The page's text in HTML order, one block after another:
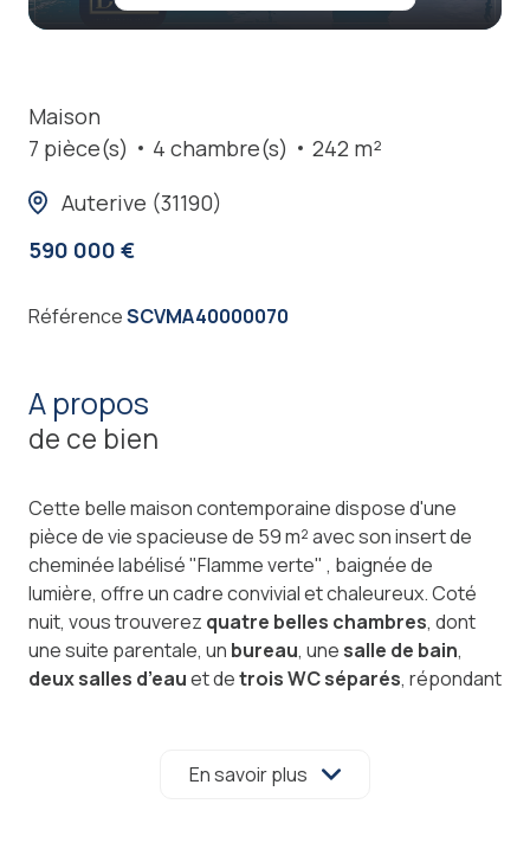
Maison
7 pièce(s)
4 chambre(s)
242 m²
Auterive (31190)
590 000 €
RéférenceSCVMA40000070
a propos
de ce bien
Cette belle maison contemporaine dispose d'une
pièce de vie spacieuse de 59 m² avec son insert de
cheminée labélisé "Flamme verte" , baignée de
lumière, offre un cadre convivial et chaleureux. Coté
nuit, vous trouverez quatre belles chambres, dont
une suite parentale, un bureau, une salle de bain,
deux salles d’eauet detrois WC séparés, répondant
attend dans une pièce fermé de 76 m² également
chauffé avec 8 baies vitrées vous permettant de
En savoir plus